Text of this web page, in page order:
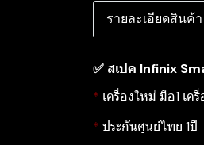
รายละเอียดสินค้า
✅ สเปค Infinix
* เครื่องใหม่ มือ1 เค
* ประกันศูนย์ไทย 1ปี